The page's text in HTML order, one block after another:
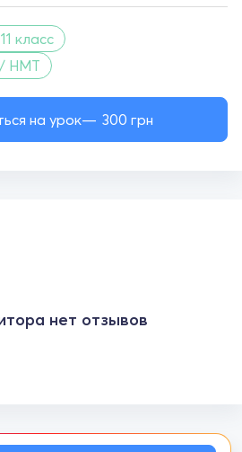
на урок 300 грн
класс
/ НМТ
нет отзывов